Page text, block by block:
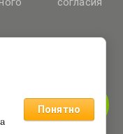
данных
и рекламных
Понятно